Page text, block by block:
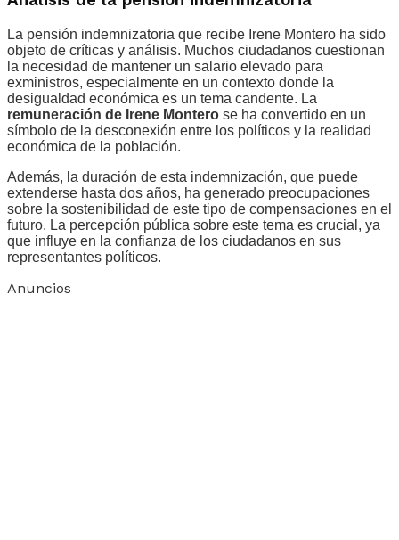
La pensión indemnizatoria que recibe Irene Montero ha sido
objeto de críticas y análisis. Muchos ciudadanos cuestionan
la necesidad de mantener un salario elevado para
exministros, especialmente en un contexto donde la
desigualdad económica es un tema candente. La
remuneración de Irene Montero se ha convertido en un
símbolo de la desconexión entre los políticos y la realidad
económica de la población.
Además, la duración de esta indemnización, que puede
extenderse hasta dos años, ha generado preocupaciones
sobre la sostenibilidad de este tipo de compensaciones en el
futuro. La percepción pública sobre este tema es crucial, ya
que influye en la confianza de los ciudadanos en sus
representantes políticos.
Anuncios